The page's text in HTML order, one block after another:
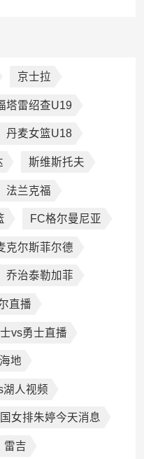
京士拉
塔雷绍查U19
丹麦女篮U18
斯维斯托夫
法兰克福
FC格尔曼尼亚
克尔斯菲尔德
乔治泰勒加菲
直播
vs勇士直播
地
湖人视频
女排朱婷今天消息
雷吉